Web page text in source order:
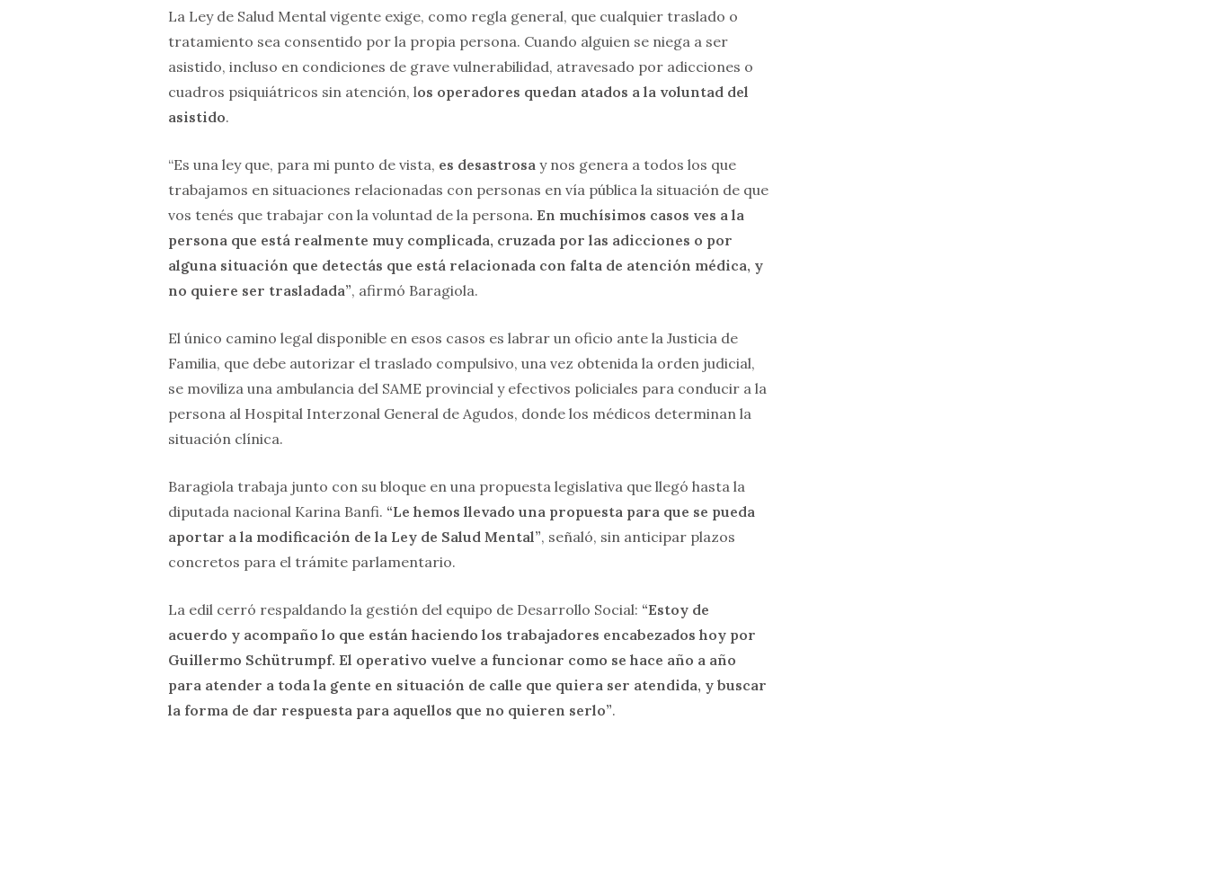
La Ley de Salud Mental vigente exige, como regla general, que cualquier traslado o
tratamiento sea consentido por la propia persona. Cuando alguien se niega a ser
asistido, incluso en condiciones de grave vulnerabilidad, atravesado por adicciones o
cuadros psiquiátricos sin atención, los operadores quedan atados a la voluntad del
asistido.
“Es una ley que, para mi punto de vista, es desastrosa y nos genera a todos los que
trabajamos en situaciones relacionadas con personas en vía pública la situación de que
vos tenés que trabajar con la voluntad de la persona. En muchísimos casos ves a la
persona que está realmente muy complicada, cruzada por las adicciones o por
alguna situación que detectás que está relacionada con falta de atención médica, y
no quiere ser trasladada”, afirmó Baragiola.
El único camino legal disponible en esos casos es labrar un oficio ante la Justicia de
Familia, que debe autorizar el traslado compulsivo, una vez obtenida la orden judicial,
se moviliza una ambulancia del SAME provincial y efectivos policiales para conducir a la
persona al Hospital Interzonal General de Agudos, donde los médicos determinan la
situación clínica.
Baragiola trabaja junto con su bloque en una propuesta legislativa que llegó hasta la
diputada nacional Karina Banfi. “Le hemos llevado una propuesta para que se pueda
aportar a la modificación de la Ley de Salud Mental”, señaló, sin anticipar plazos
concretos para el trámite parlamentario.
La edil cerró respaldando la gestión del equipo de Desarrollo Social: “Estoy de
acuerdo y acompaño lo que están haciendo los trabajadores encabezados hoy por
Guillermo Schütrumpf. El operativo vuelve a funcionar como se hace año a año
para atender a toda la gente en situación de calle que quiera ser atendida, y buscar
la forma de dar respuesta para aquellos que no quieren serlo”.